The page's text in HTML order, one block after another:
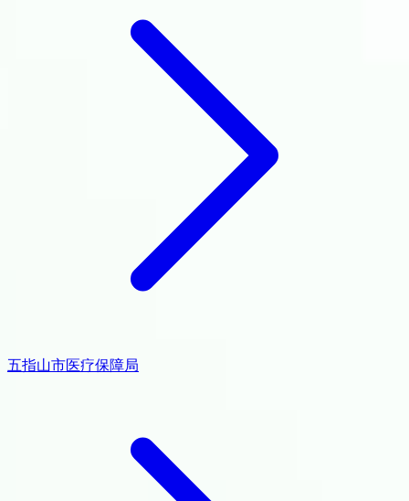
五指山市医疗保障局